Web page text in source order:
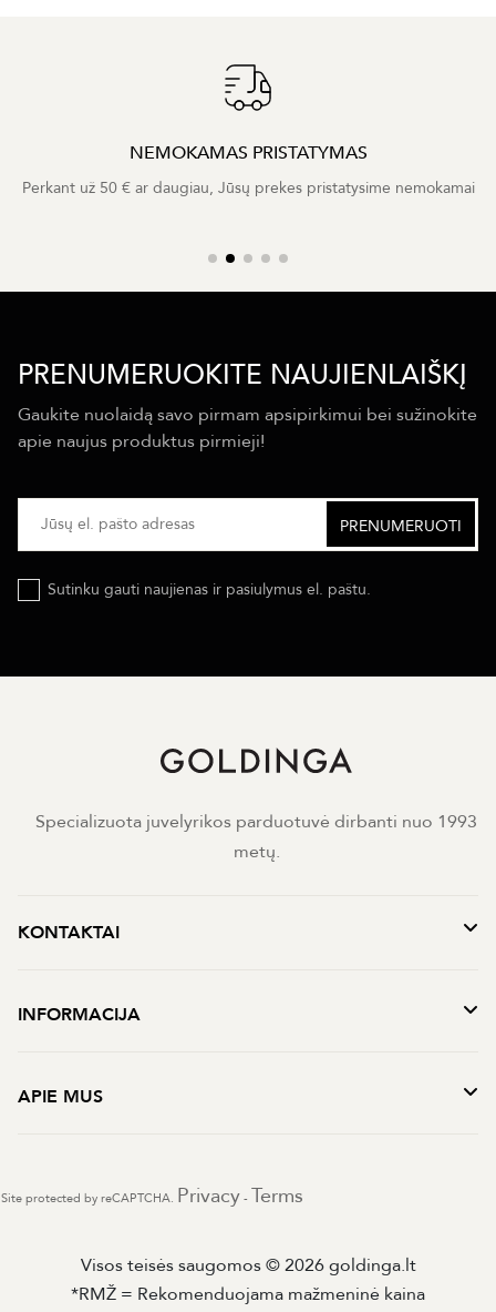
NEMOKAMAS PRISTATYMAS
Perkant už 50 € ar daugiau, Jūsų prekes pristatysime nemokamai
PRENUMERUOKITE NAUJIENLAIŠKĮ
Gaukite nuolaidą savo pirmam apsipirkimui bei sužinokite
apie naujus produktus pirmieji!
Sutinku gauti naujienas ir pasiulymus el. paštu.
Specializuota juvelyrikos parduotuvė dirbanti nuo 1993
metų.
KONTAKTAI
INFORMACIJA
APIE MUS
Site protected by reCAPTCHA. Privacy - Terms
Visos teisės saugomos © 2026 goldinga.lt
*RMŽ = Rekomenduojama mažmeninė kaina